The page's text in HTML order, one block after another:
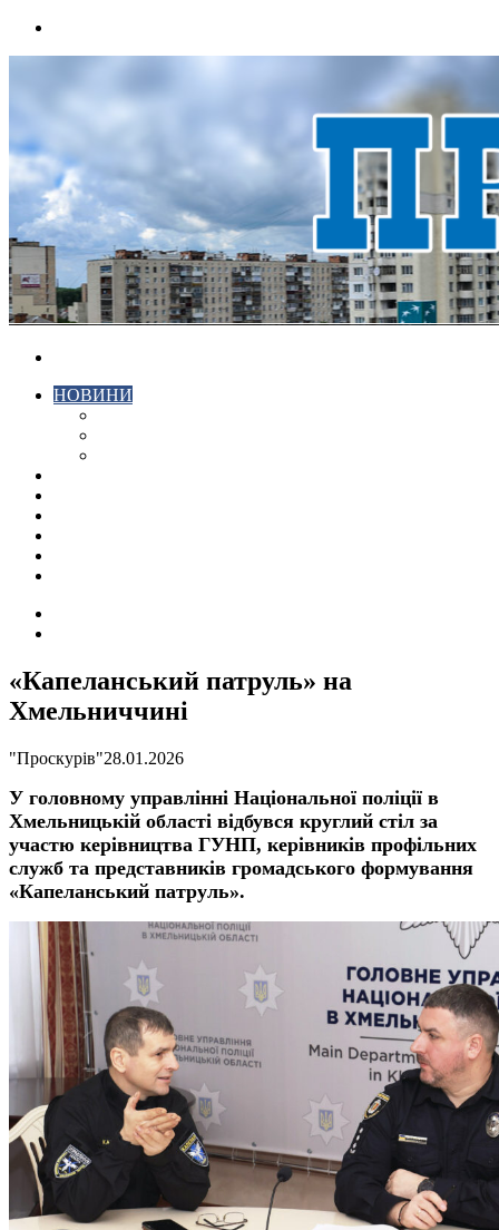
НОВИНИ
«Капеланський патруль» на
Хмельниччині
"Проскурів"28.01.2026
У головному управлінні Національної поліції в
Хмельницькій області відбувся круглий стіл за
участю керівництва ГУНП, керівників профільних
служб та представників громадського формування
«Капеланський патруль».